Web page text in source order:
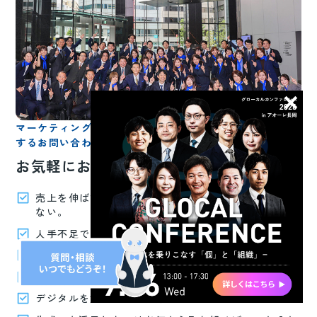
マーケティング・人財採用育成・デジタル業務効率化に関
するお問い合わせはこちら
お気軽にお問い合わせください。
売上を伸ばすために何から手を付ければいいか分から
ない。
人手不足で困っている、募集しても集まらない。
せっかく採用できても定着しない。
社員の育成に力を入れたい。
デジタルを活用した業務効率化を図りたい。